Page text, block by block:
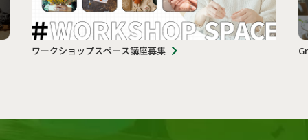
ワークショップスペース講座募集